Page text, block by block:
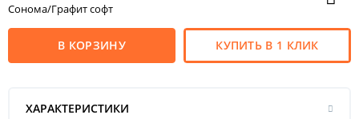
Сонома/Графит софт
В КОРЗИНУ КУПИТЬ В 1 КЛИК
ХАРАКТЕРИСТИКИ